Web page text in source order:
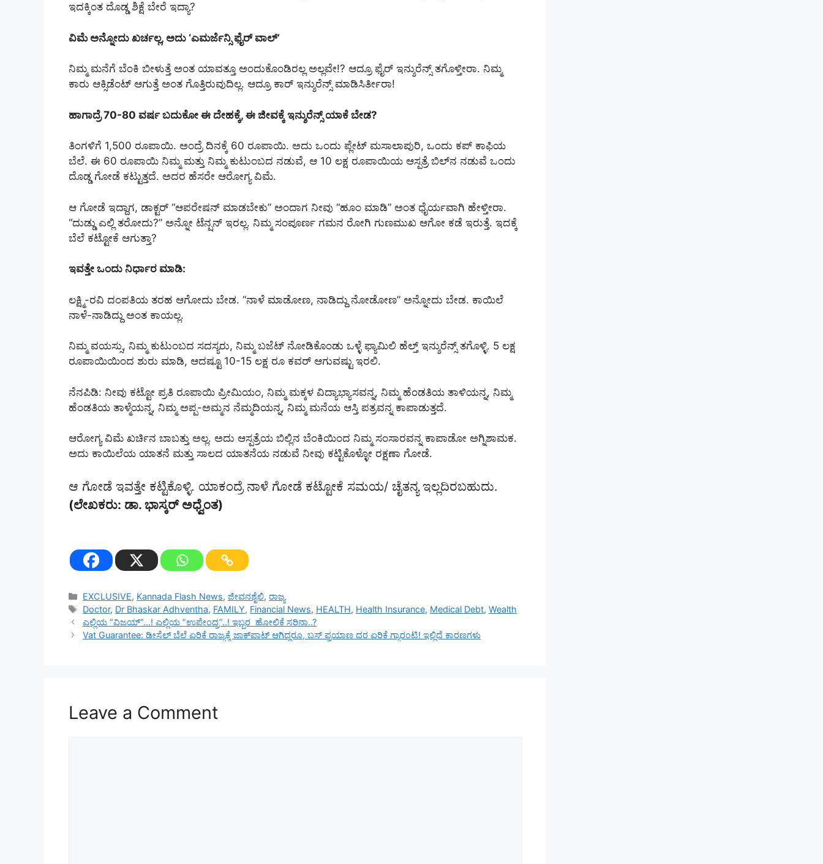
ಇದಕ್ಕಿಂತ ದೊಡ್ಡ ಶಿಕ್ಷೆ ಬೇರೆ ಇದ್ಯಾ?
ವಿಮೆ ಅನ್ನೋದು ಖರ್ಚಲ್ಲ, ಅದು ‘ಎಮರ್ಜೆನ್ಸಿ ಫೈರ್‌ ವಾಲ್‌’
ನಿಮ್ಮ ಮನೆಗೆ ಬೆಂಕಿ ಬೀಳುತ್ತೆ ಅಂತ ಯಾವತ್ತೂ ಅಂದುಕೊಂಡಿರಲ್ಲ ಅಲ್ಲವೇ!? ಆದ್ರೂ ಫೈರ್ ಇನ್ಶುರೆನ್ಸ್ ತಗೊಳ್ತೀರಾ. ನಿಮ್ಮ
ಕಾರು ಆಕ್ಸಿಡೆಂಟ್ ಆಗುತ್ತೆ ಅಂತ ಗೊತ್ತಿರುವುದಿಲ್ಲ. ಆದ್ರೂ ಕಾರ್ ಇನ್ಶುರೆನ್ಸ್ ಮಾಡಿಸಿರ್ತೀರಾ!
ಹಾಗಾದ್ರೆ 70-80 ವರ್ಷ ಬದುಕೋ ಈ ದೇಹಕ್ಕೆ, ಈ ಜೀವಕ್ಕೆ ಇನ್ಶುರೆನ್ಸ್ ಯಾಕೆ ಬೇಡ?
ತಿಂಗಳಿಗೆ 1,500 ರೂಪಾಯಿ. ಅಂದ್ರೆ ದಿನಕ್ಕೆ 60 ರೂಪಾಯಿ. ಅದು ಒಂದು ಪ್ಲೇಟ್‌ ಮಸಾಲಾಪುರಿ, ಒಂದು ಕಪ್‌ ಕಾಫಿಯ
ಬೆಲೆ. ಈ 60 ರೂಪಾಯಿ ನಿಮ್ಮ ಮತ್ತು ನಿಮ್ಮ ಕುಟುಂಬದ ನಡುವೆ, ಆ 10 ಲಕ್ಷ ರೂಪಾಯಿಯ ಆಸ್ಪತ್ರೆ ಬಿಲ್‌ನ ನಡುವೆ ಒಂದು
ದೊಡ್ಡ ಗೋಡೆ ಕಟ್ಟುತ್ತದೆ. ಅದರ ಹೆಸರೇ ಆರೋಗ್ಯ ವಿಮೆ.
ಆ ಗೋಡೆ ಇದ್ದಾಗ, ಡಾಕ್ಟರ್ “ಆಪರೇಷನ್ ಮಾಡಬೇಕು” ಅಂದಾಗ ನೀವು “ಹೂಂ ಮಾಡಿ” ಅಂತ ಧೈರ್ಯವಾಗಿ ಹೇಳ್ತೀರಾ.
“ದುಡ್ಡು ಎಲ್ಲಿ ತರೋದು?” ಅನ್ನೋ ಟೆನ್ಷನ್ ಇರಲ್ಲ. ನಿಮ್ಮ ಸಂಪೂರ್ಣ ಗಮನ ರೋಗಿ ಗುಣಮುಖ ಆಗೋ ಕಡೆ ಇರುತ್ತೆ. ಇದಕ್ಕೆ
ಬೆಲೆ ಕಟ್ಟೋಕೆ ಆಗುತ್ತಾ?
ಇವತ್ತೇ ಒಂದು ನಿರ್ಧಾರ ಮಾಡಿ:
ಲಕ್ಷ್ಮಿ-ರವಿ ದಂಪತಿಯ ತರಹ ಆಗೋದು ಬೇಡ. “ನಾಳೆ ಮಾಡೋಣ, ನಾಡಿದ್ದು ನೋಡೋಣ” ಅನ್ನೋದು ಬೇಡ. ಕಾಯಿಲೆ
ನಾಳೆ-ನಾಡಿದ್ದು ಅಂತ ಕಾಯಲ್ಲ.
ನಿಮ್ಮ ವಯಸ್ಸು, ನಿಮ್ಮ ಕುಟುಂಬದ ಸದಸ್ಯರು, ನಿಮ್ಮ ಬಜೆಟ್ ನೋಡಿಕೊಂಡು ಒಳ್ಳೆ ಫ್ಯಾಮಿಲಿ ಹೆಲ್ತ್ ಇನ್ಶುರೆನ್ಸ್ ತಗೊಳ್ಳಿ. 5 ಲಕ್ಷ
ರೂಪಾಯಿಯಿಂದ ಶುರು ಮಾಡಿ, ಆದಷ್ಟೂ 10-15 ಲಕ್ಷ ರೂ ಕವರ್ ಆಗುವಷ್ಟು ಇರಲಿ.
ನೆನಪಿಡಿ: ನೀವು ಕಟ್ಟೋ ಪ್ರತಿ ರೂಪಾಯಿ ಪ್ರೀಮಿಯಂ, ನಿಮ್ಮ ಮಕ್ಕಳ ವಿದ್ಯಾಭ್ಯಾಸವನ್ನ, ನಿಮ್ಮ ಹೆಂಡತಿಯ ತಾಳಿಯನ್ನ, ನಿಮ್ಮ
ಹೆಂಡತಿಯ ತಾಳ್ಮೆಯನ್ನ, ನಿಮ್ಮ ಅಪ್ಪ-ಅಮ್ಮನ ನೆಮ್ಮದಿಯನ್ನ, ನಿಮ್ಮ ಮನೆಯ ಆಸ್ತಿ ಪತ್ರವನ್ನ ಕಾಪಾಡುತ್ತದೆ.
ಆರೋಗ್ಯ ವಿಮೆ ಖರ್ಚಿನ ಬಾಬತ್ತು ಅಲ್ಲ. ಅದು ಆಸ್ಪತ್ರೆಯ ಬಿಲ್ಲಿನ ಬೆಂಕಿಯಿಂದ ನಿಮ್ಮ ಸಂಸಾರವನ್ನ ಕಾಪಾಡೋ ಅಗ್ನಿಶಾಮಕ.
ಅದು ಕಾಯಿಲೆಯ ಯಾತನೆ ಮತ್ತು ಸಾಲದ ಯಾತನೆಯ ನಡುವೆ ನೀವು ಕಟ್ಟಿಕೊಳ್ಳೋ ರಕ್ಷಣಾ ಗೋಡೆ.
ಆ ಗೋಡೆ ಇವತ್ತೇ ಕಟ್ಟಿಕೊಳ್ಳಿ. ಯಾಕಂದ್ರೆ ನಾಳೆ ಗೋಡೆ ಕಟ್ಟೋಕೆ ಸಮಯ/ ಚೈತನ್ಯ ಇಲ್ಲದಿರಬಹುದು.
(ಲೇಖಕರು: ಡಾ. ಭಾಸ್ಕರ್ ಅಧ್ವೆಂತ)
Categories
EXCLUSIVE, Kannada Flash News,ಜೀವನಶೈಲಿ,ರಾಜ್ಯ
Tags
Doctor, Dr Bhaskar Adhventha, FAMILY, Financial News, HEALTH, Health Insurance, Medical Debt,Wealth
ಎಲ್ಲಿಯ “ವಿಜಯ್”…! ಎಲ್ಲಿಯ “ಉಪೇಂದ್ರ”..! ಇಬ್ಬರ ಹೋಲಿಕೆ ಸರಿನಾ..?
Vat Guarantee: ಡೀಸೆಲ್ ಬೆಲೆ ಏರಿಕೆ ರಾಜ್ಯಕ್ಕೆ ಜಾಕ್‌ಪಾಟ್ ಆಗಿದ್ದರೂ, ಬಸ್ ಪ್ರಯಾಣ ದರ ಏರಿಕೆ ಗ್ಯಾರಂಟಿ! ಇಲ್ಲಿದೆ ಕಾರಣಗಳು
Leave a Comment